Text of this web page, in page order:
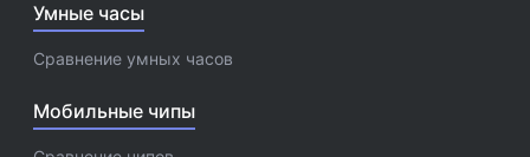
Умные часы
Сравнение умных часов
Мобильные чипы